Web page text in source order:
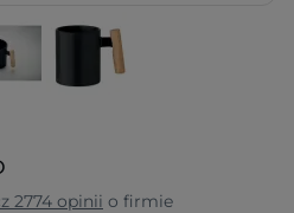
2774 opinii o firmie